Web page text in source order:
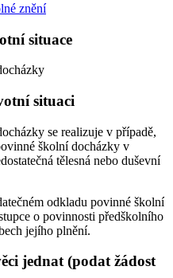
znění
situace
situaci
se realizuje v případě,
školní docházky v
tělesná nebo duševní
odkladu povinné školní
o povinnosti předškolního
jejího plnění.
jednat (podat žádost